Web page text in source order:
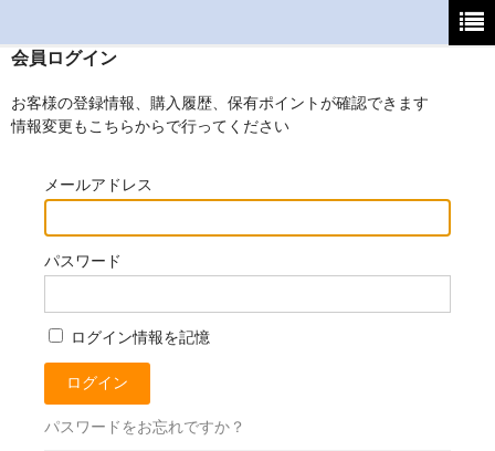
初めてご利用の方へ
カート
会員ログイン
お客様の登録情報、購入履歴、保有ポイントが確認できます
情報変更もこちらからで行ってください
メールアドレス
パスワード
ログイン情報を記憶
パスワードをお忘れですか？